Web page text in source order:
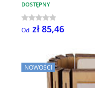
DOSTĘPNY
Od zł 85,46
NOWOŚCI